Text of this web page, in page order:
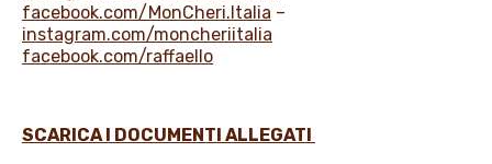
facebook.com/MonCheri.Italia –
instagram.com/moncheriitalia
facebook.com/raffaello
SCARICA I DOCUMENTI ALLEGATI